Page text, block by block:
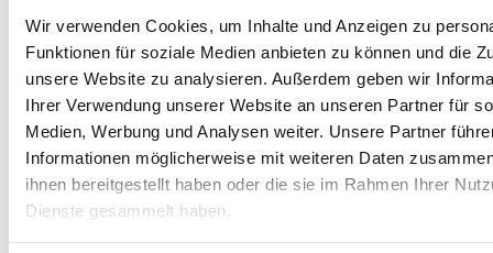
Wir verwenden Cookies, um Inhalte und Anzeigen zu
Funktionen für soziale Medien anbieten zu können und die
unsere Website zu analysieren. Außerdem geben wir
Ihrer Verwendung unserer Website an unseren Partner für
Medien, Werbung und Analysen weiter. Unsere Partner
Informationen möglicherweise mit weiteren Daten
ihnen bereitgestellt haben oder die sie im Rahmen Ihrer
Dienste gesammelt haben.
Familie
2,00€ inkl. MwSt.
inkl. 19 % MwSt.
zzgl. Versandkosten